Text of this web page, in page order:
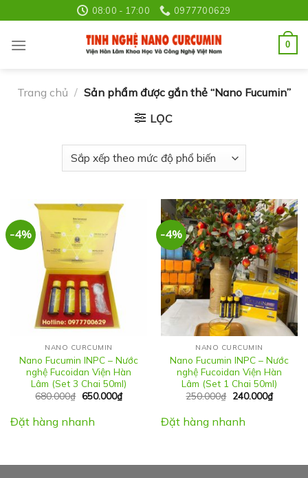
to
content
08:00 - 17:00 0977700629
0
Trang chủ / Sản phẩm được gắn thẻ “Nano Fucumin”
LỌC
-4%
NANO CURCUMIN
Nano Fucumin INPC – Nước
nghệ Fucoidan Viện Hàn
Lâm (Set 3 Chai 50ml)
680.000₫ Giá
680.000₫.
650.000₫Giá
hiện
Đặt hàng nhanh
-4%
NANO CURCUMIN
Nano Fucumin INPC – Nước
nghệ Fucoidan Viện Hàn
Lâm (Set 1 Chai 50ml)
250.000₫ Giá
250.000₫.
240.000₫Giá
hiện
Đặt hàng nhanh